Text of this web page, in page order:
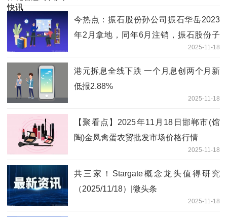
今热点：振石股份孙公司振石华岳2023
年2月拿地，同年6月注销，振石股份子
公司--振石华美8月拿了相邻地块，两地
块登记在振石华美名下
2025-11-18
港元拆息全线下跌 一个月息创两个月新
低报2.88%
2025-11-18
【聚看点】2025年11月18日邯郸市(馆
陶)金凤禽蛋农贸批发市场价格行情
2025-11-18
共三家！Stargate概念龙头值得研究
（2025/11/18）|微头条
2025-11-18